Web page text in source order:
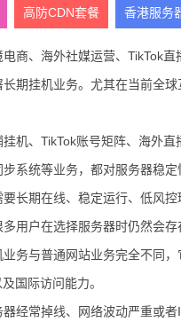
高防CDN套餐 香港服务
电商、海外社媒运营、TikTok
长期挂机业务。尤其在当前全
挂机、TikTok账号矩阵、海外
步系统等业务，都对服务器稳
长期在线、稳定运行、低风
用户在选择服务器时仍然会存
业务与普通网站业务完全不同
国际访问能力。
器经常掉线、网络波动严重或